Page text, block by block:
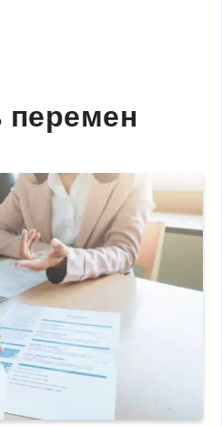
перемен